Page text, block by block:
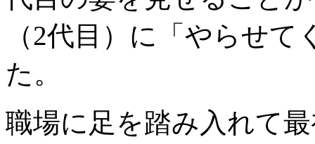
（2代目）に「やらせ
た。
職場に足を踏み入れて